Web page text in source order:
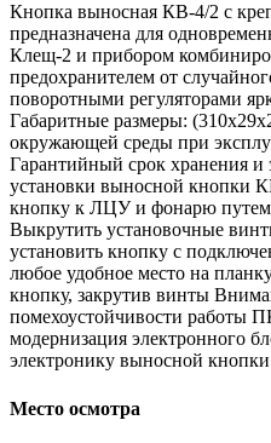
Кнопка выносная КВ-4/2 с
предназначена для
Клещ-2 и прибором
предохранителем от
поворотными регуляторами
Габаритные размеры:
окружающей среды при
Гарантийный срок хранения и
установки выносной кнопки
кнопку к ЛЦУ и фонарю путем
Выкрутить установочные
установить кнопку с
любое удобное место на
кнопку, закрутив винты
помехоустойчивости работы
модернизация электронного
электронику выносной
Место осмотра